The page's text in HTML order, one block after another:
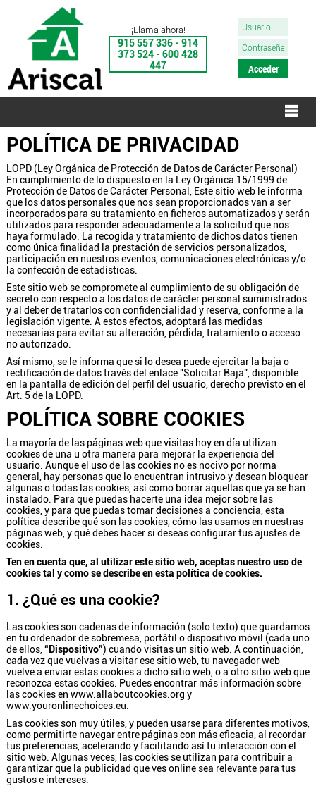
¡Llama ahora!
915 557 336 - 914
373 524 - 600 428
447
POLÍTICA DE PRIVACIDAD
LOPD (Ley Orgánica de Protección de Datos de Carácter Personal)
En cumplimiento de lo dispuesto en la Ley Orgánica 15/1999 de
Protección de Datos de Carácter Personal, Este sitio web le informa
que los datos personales que nos sean proporcionados van a ser
incorporados para su tratamiento en ficheros automatizados y serán
utilizados para responder adecuadamente a la solicitud que nos
haya formulado. La recogida y tratamiento de dichos datos tienen
como única finalidad la prestación de servicios personalizados,
participación en nuestros eventos, comunicaciones electrónicas y/o
la confección de estadísticas.
Este sitio web se compromete al cumplimiento de su obligación de
secreto con respecto a los datos de carácter personal suministrados
y al deber de tratarlos con confidencialidad y reserva, conforme a la
legislación vigente. A estos efectos, adoptará las medidas
necesarias para evitar su alteración, pérdida, tratamiento o acceso
no autorizado.
Así mismo, se le informa que si lo desea puede ejercitar la baja o
rectificación de datos través del enlace "Solicitar Baja", disponible
en la pantalla de edición del perfil del usuario, derecho previsto en el
Art. 5 de la LOPD.
POLÍTICA SOBRE COOKIES
La mayoría de las páginas web que visitas hoy en día utilizan
cookies de una u otra manera para mejorar la experiencia del
usuario. Aunque el uso de las cookies no es nocivo por norma
general, hay personas que lo encuentran intrusivo y desean bloquear
algunas o todas las cookies, así como borrar aquellas que ya se han
instalado. Para que puedas hacerte una idea mejor sobre las
cookies, y para que puedas tomar decisiones a conciencia, esta
política describequé son las cookies, cómo las usamos en nuestras
páginas web, yqué debes hacer si deseas configurar tus ajustes de
cookies.
Ten en cuenta que, al utilizar este sitio web, aceptas nuestro uso de
cookies tal y como se describe en esta política de cookies.
1. ¿Qué es una cookie?
Las cookies son cadenas de información (solo texto) que guardamos
en tu ordenador de sobremesa, portátil o dispositivo móvil (cada uno
de ellos, “Dispositivo”) cuando visitas un sitio web. A continuación,
cada vez que vuelvas a visitar ese sitio web, tu navegador web
vuelve a enviar estas cookies a dicho sitio web, o a otro sitio web que
reconozca estas cookies. Puedes encontrar más información sobre
las cookies en www.allaboutcookies.org y
www.youronlinechoices.eu.
Las cookies son muy útiles, y pueden usarse para diferentes motivos,
como permitirte navegar entre páginas con más eficacia, al recordar
tus preferencias, acelerando y facilitando así tu interacción con el
sitio web. Algunas veces, las cookies se utilizan para contribuir a
garantizar que la publicidad que ves online sea relevante para tus
gustos e intereses.